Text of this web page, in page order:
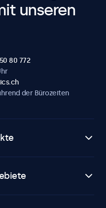
unseren
80 772
der Bürozeiten